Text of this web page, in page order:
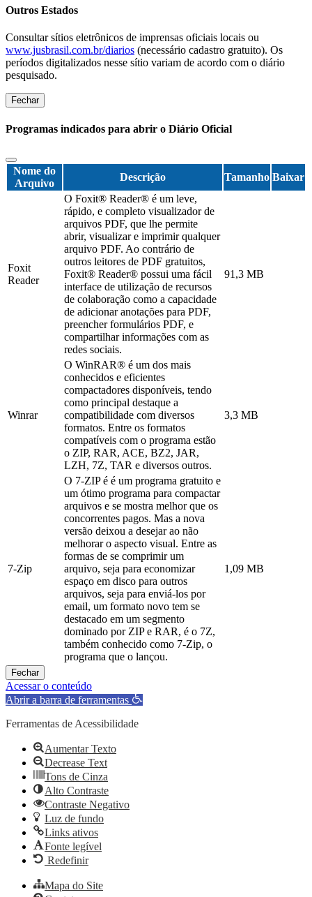
Outros Estados
Consultar sítios eletrônicos de imprensas oficiais locais ou
www.jusbrasil.com.br/diarios (necessário cadastro gratuito). Os
períodos digitalizados nesse sítio variam de acordo com o diário
pesquisado.
Fechar
Programas indicados para abrir o Diário Oficial
Nome do
Arquivo
Descrição Tamanho Baixar
Foxit
Reader
O Foxit® Reader® é um leve,
rápido, e completo visualizador de
arquivos PDF, que lhe permite
abrir, visualizar e imprimir qualquer
arquivo PDF. Ao contrário de
outros leitores de PDF gratuitos,
Foxit® Reader® possui uma fácil
interface de utilização de recursos
de colaboração como a capacidade
de adicionar anotações para PDF,
preencher formulários PDF, e
compartilhar informações com as
redes sociais.
91,3 MB
Winrar
O WinRAR® é um dos mais
conhecidos e eficientes
compactadores disponíveis, tendo
como principal destaque a
compatibilidade com diversos
formatos. Entre os formatos
compatíveis com o programa estão
o ZIP, RAR, ACE, BZ2, JAR,
LZH, 7Z, TAR e diversos outros.
3,3 MB
7-Zip
O 7-ZIP é é um programa gratuito e
um ótimo programa para compactar
arquivos e se mostra melhor que os
concorrentes pagos. Mas a nova
versão deixou a desejar ao não
melhorar o aspecto visual. Entre as
formas de se comprimir um
arquivo, seja para economizar
espaço em disco para outros
arquivos, seja para enviá-los por
email, um formato novo tem se
destacado em um segmento
dominado por ZIP e RAR, é o 7Z,
também conhecido como 7-Zip, o
programa que o lançou.
1,09 MB
Fechar
Acessar o conteúdo
Abrir a barra de ferramentas
Ferramentas de Acessibilidade
Aumentar Texto
Decrease Text
Tons de Cinza
Alto Contraste
Contraste Negativo
Luz de fundo
Links ativos
Fonte legível
Redefinir
Mapa do Site